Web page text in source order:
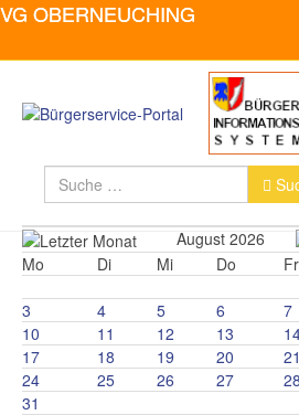
Suchen Type
August 2026
Mo
Di Mi Do Fr
3
4 5 6 7
10
11 12 13
17
18 19 20 21
24
25 26 27 28
31